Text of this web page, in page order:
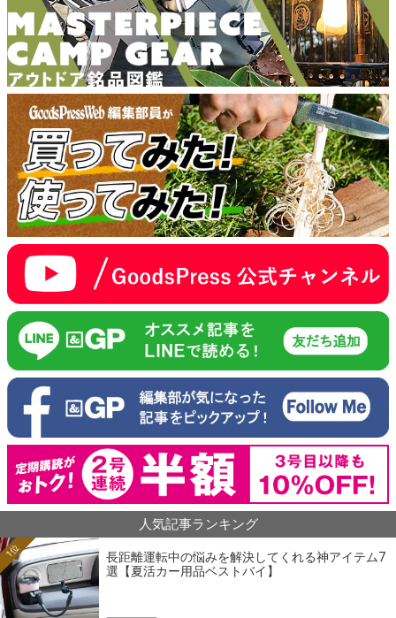
人気記事ランキング
長距離運転中の悩みを解決してくれる神アイテム7
選【夏活カー用品ベストバイ】
1位